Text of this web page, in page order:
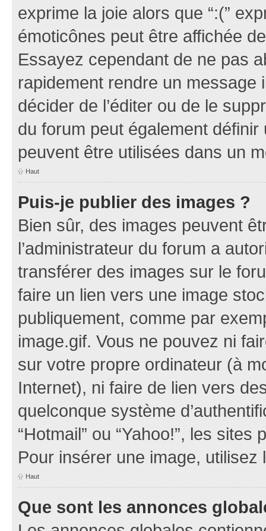
exprime la joie alors que “:(”
émoticônes peut être affichée
Essayez cependant de ne pas
rapidement rendre un message
décider de l’éditer ou de le
du forum peut également définir
peuvent être utilisées dans un
Haut
Puis-je publier des images ?
Bien sûr, des images peuvent
l’administrateur du forum a
transférer des images sur le
faire un lien vers une image
publiquement, comme par
image.gif. Vous ne pouvez ni
sur votre propre ordinateur (à
Internet), ni faire de lien vers
quelconque système
“Hotmail” ou “Yahoo!”, les
Pour insérer une image, utilisez
Haut
Que sont les annonces